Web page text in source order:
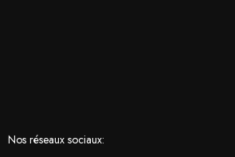
Nos réseaux sociaux: